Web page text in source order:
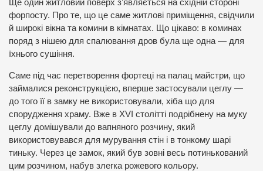
Ще один житловий поверх з’являється на східній стороні
форпосту. Про те, що це саме житлові приміщення, свідчили
й широкі вікна та комини в кімнатах. Що цікаво: в коминах
поряд з нішею для спалювання дров була ще одна — для
їхнього сушіння.
Саме під час перетворення фортеці на палац майстри, що
займалися реконструкцією, вперше застосували цеглу —
до того її в замку не використовували, хіба що для
спорудження храму. Вже в XVI столітті подрібнену на муку
цеглу домішували до вапняного розчину, який
використовувався для мурування стін і в тонкому шарі
тиньку. Через це замок, який був зовні весь потинькований
цим розчином, набув злегка рожевого кольору.